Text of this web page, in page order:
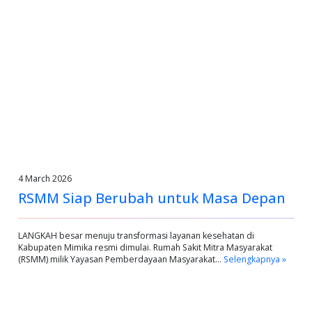
4 March 2026
RSMM Siap Berubah untuk Masa Depan
LANGKAH besar menuju transformasi layanan kesehatan di
Kabupaten Mimika resmi dimulai. Rumah Sakit Mitra Masyarakat
(RSMM) milik Yayasan Pemberdayaan Masyarakat… Selengkapnya »